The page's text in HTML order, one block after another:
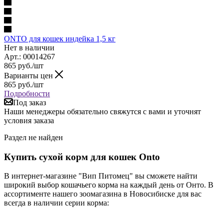
ONTO для кошек индейка 1,5 кг
Нет в наличии
Арт.: 00014267
865 руб./шт
Варианты цен
865 руб./шт
Подробности
Под заказ
Наши менеджеры обязательно свяжутся с вами и уточнят
условия заказа
Раздел не найден
Купить сухой корм для кошек Onto
В интернет-магазине "Вип Питомец" вы сможете найти
широкий выбор кошачьего корма на каждый день от Онто. В
ассортименте нашего зоомагазина в Новосибиске для вас
всегда в наличии серии корма: